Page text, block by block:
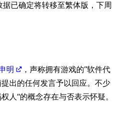
已确定将转移至繁体版，下周
明
，声称拥有游戏的“软件代
出的任何发言予以回应。不少
人”的概念存在与否表示怀疑。